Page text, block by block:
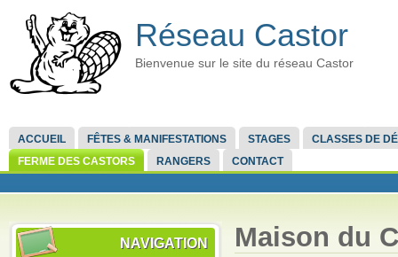
Réseau Castor
Bienvenue sur le site du réseau Castor
ACCUEIL FÊTES & MANIFESTATIONS STAGES
CLASSES DE
FERME DES CASTORS
RANGERS CONTACT
NAVIGATION Maison du